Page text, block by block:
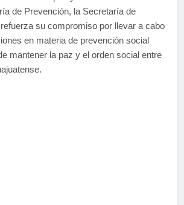
de Prevención, la Secretaría de
su compromiso por llevar a cabo
en materia de prevención social
mantener la paz y el orden social entre